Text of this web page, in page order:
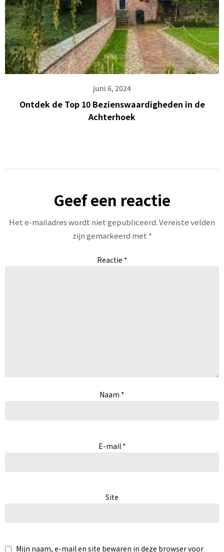
juni 6, 2024
Ontdek de Top 10 Bezienswaardigheden in de
Achterhoek
Geef een reactie
Het e-mailadres wordt niet gepubliceerd.Vereiste velden
zijn gemarkeerd met *
Reactie *
Naam *
E-mail *
Site
Mijn naam, e-mail en site bewaren in deze browser voor